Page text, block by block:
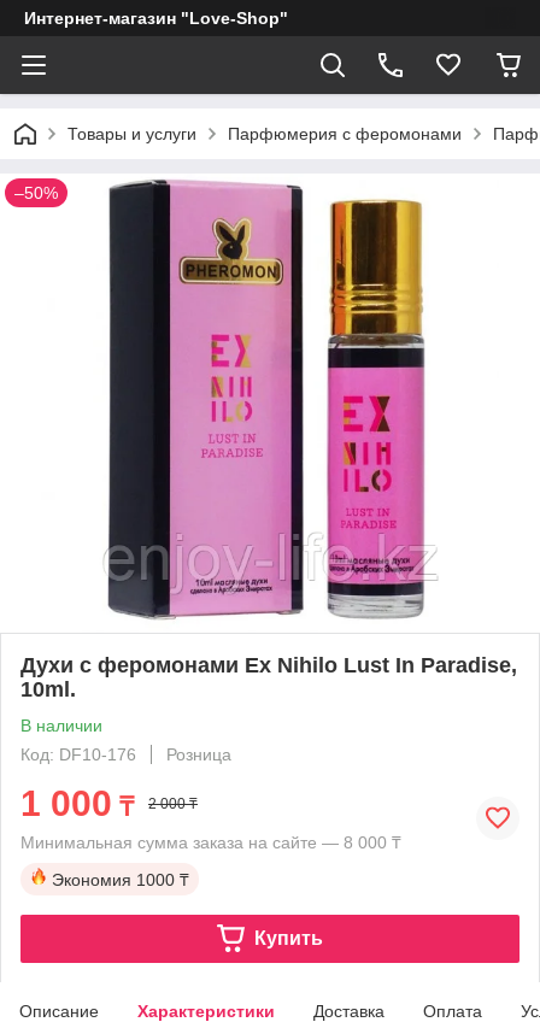
Интернет-магазин "Love-Shop"
Товары и услуги Парфюмерия с феромонами
–50%
Духи с феромонами Ex Nihilo Lust In Paradise,
10ml.
В наличии
Код: DF10-176
Розница
1 000 ₸ 2 000 ₸
Минимальная сумма заказа на сайте — 8 000 ₸
Экономия 1000 ₸
Купить
Описание Характеристики Доставка Оплата